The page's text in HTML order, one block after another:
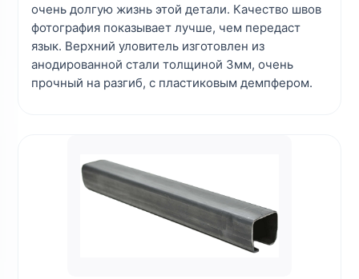
очень долгую жизнь этой детали. Качество швов
фотография показывает лучше, чем передаст
язык. Верхний уловитель изготовлен из
анодированной стали толщиной 3мм, очень
прочный на разгиб, с пластиковым демпфером.